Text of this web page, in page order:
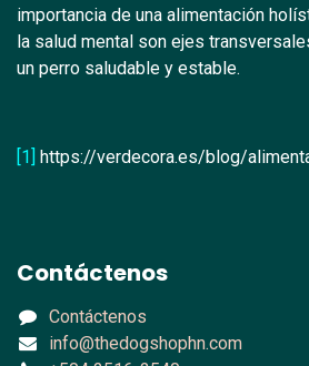
importancia de una alimentación
la salud mental son ejes
un perro saludable y estable.
[1] https://verdecora.es/blog/
Contáctenos
Contáctenos
info@thedogshophn.com